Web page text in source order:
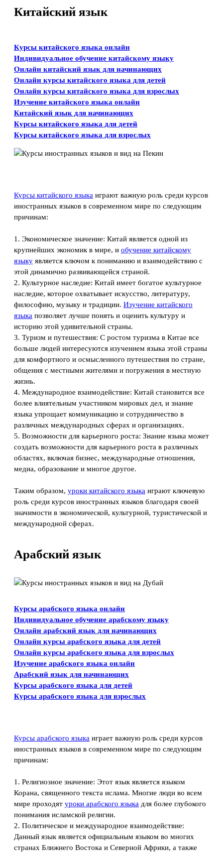
Китайский язык
Курсы китайского языка онлайн
Индивидуальное обучение китайскому языку
Онлайн китайский язык для начинающих
Онлайн курсы китайского языка для детей
Онлайн курсы китайского языка для взрослых
Изучение китайского языка онлайн
Китайский язык для начинающих
Курсы китайского языка для детей
Курсы китайского языка для взрослых
Курсы китайского языка играют важную роль среди курсов
иностранных языков в современном мире по следующим
причинам:
1. Экономическое значение: Китай является одной из
крупнейших экономик в мире, и обучение китайскому
языку является ключом к пониманию и взаимодействию с
этой динамично развивающейся страной.
2. Культурное наследие: Китай имеет богатое культурное
наследие, которое охватывает искусство, литературу,
философию, музыку и традиции. Изучение китайского
языка позволяет лучше понять и оценить культуру и
историю этой удивительной страны.
3. Туризм и путешествия: С ростом туризма в Китае все
больше людей интересуются изучением языка этой страны
для комфортного и осмысленного путешествия по стране,
общения с местными жителями и погружения в местную
жизнь.
4. Международное взаимодействие: Китай становится все
более влиятельным участником мировых дел, и знание
языка упрощает коммуникацию и сотрудничество в
различных международных сферах и организациях.
5. Возможности для карьерного роста: Знание языка может
создать возможности для карьерного роста в различных
областях, включая бизнес, международные отношения,
медиа, образование и многое другое.
Таким образом, уроки китайского языка играют ключевую
роль среди курсов иностранных языков благодаря своей
значимости в экономической, культурной, туристической и
международной сферах.
Арабский язык
Курсы арабского языка онлайн
Индивидуальное обучение арабскому языку
Онлайн арабский язык для начинающих
Онлайн курсы арабского языка для детей
Онлайн курсы арабского языка для взрослых
Изучение арабского языка онлайн
Арабский язык для начинающих
Курсы арабского языка для детей
Курсы арабского языка для взрослых
Курсы арабского языка играет важную роль среди курсов
иностранных языков в современном мире по следующим
причинам:
1. Религиозное значение: Этот язык является языком
Корана, священного текста ислама. Многие люди во всем
мире проходят уроки арабского языка для более глубокого
понимания исламской религии.
2. Политическое и международное взаимодействие:
Данный язык является официальным языком во многих
странах Ближнего Востока и Северной Африки, а также